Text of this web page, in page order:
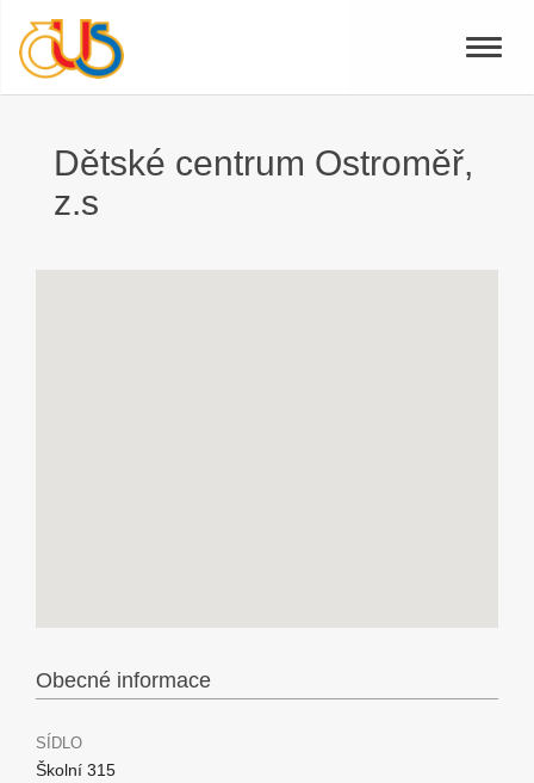
Toggle
Dětské centrum Ostroměř,
z.s
Obecné informace
SÍDLO
Školní 315